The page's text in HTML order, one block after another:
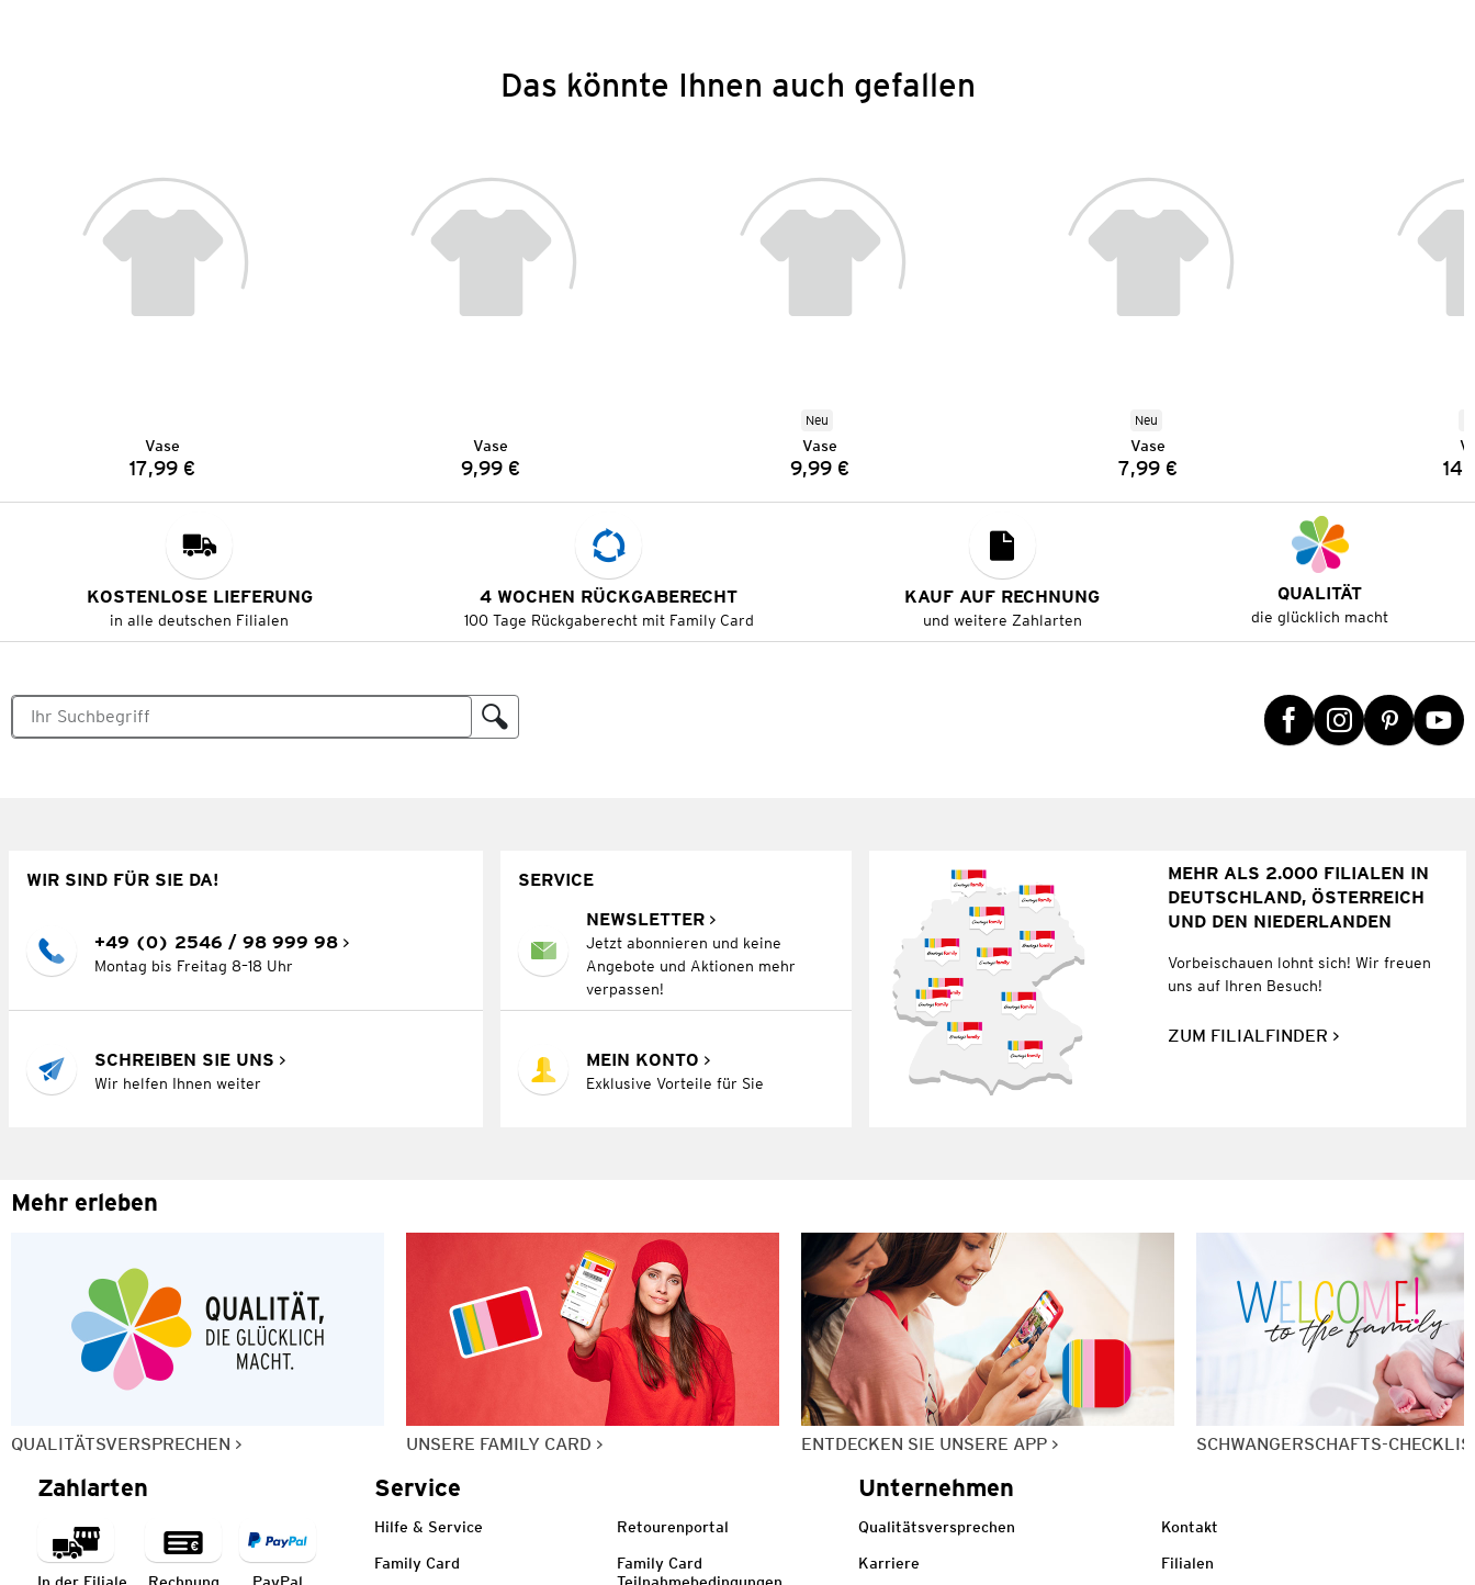
Das könnte Ihnen auch gefallen
Vase
Preis:
17,99 €
Vase
Preis:
9,99 €
Neu
Vase
Preis:
9,99 €
Neu
Vase
Preis:
7,99 €
KOSTENLOSE LIEFERUNG
in alle deutschen Filialen
4 WOCHEN RÜCKGABERECHT
100 Tage Rückgaberecht mit Family Card
KAUF AUF RECHNUNG
und weitere Zahlarten
QUALITÄT
die glücklich macht
WIR SIND FÜR SIE DA!
+49 (0) 2546 / 98 999 98
Montag bis Freitag 8–18 Uhr
SCHREIBEN SIE UNS
Wir helfen Ihnen weiter
SERVICE
NEWSLETTER
Jetzt abonnieren und keine
Angebote und Aktionen mehr
verpassen!
MEIN KONTO
Exklusive Vorteile für Sie
MEHR ALS 2.000 FILIALEN IN
DEUTSCHLAND, ÖSTERREICH
UND DEN NIEDERLANDEN
Vorbeischauen lohnt sich! Wir freuen
uns auf Ihren Besuch!
ZUM FILIALFINDER
Mehr erleben
QUALITÄTSVERSPRECHEN UNSERE FAMILY CARD ENTDECKEN SIE UNSERE APP SCHWANGERSCHAFTS-
Zahlarten Service
Hilfe & Service Retourenportal
Family Card
Family Card
Unternehmen
Qualitätsversprechen Kontakt
Karriere Filialen